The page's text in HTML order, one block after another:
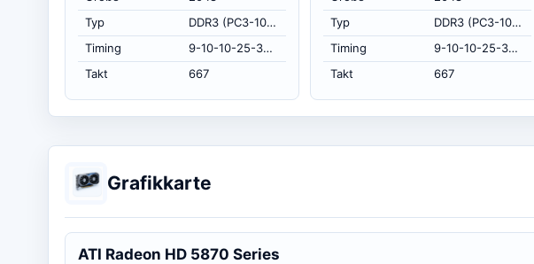
Typ
DDR3 (PC3-10700H)
Timing
9-10-10-25-34 at 667 MHz, at 1.5 volts (CL-RCD-RP-RAS-RC)
Takt
667
Typ
DDR3 (PC3-10700H)
Timing
9-10-10-25-34 at 667 MHz, at 1.5 volts (CL-RCD-RP-RAS-RC)
Takt
667
Grafikkarte
ATI Radeon HD 5870 Series